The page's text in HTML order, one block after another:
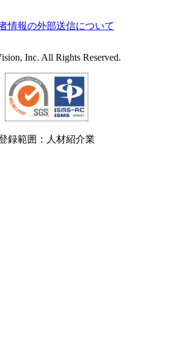
情報の外部送信について
Inc. All Rights Reserved.
録範囲：人材紹介業